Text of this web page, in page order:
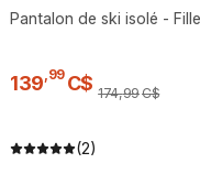
Pantalon de ski isolé - Fille
139 99 C$ 174,99C$
(2)